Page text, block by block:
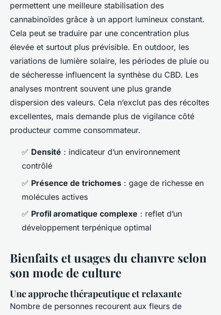
permettent une meilleure stabilisation des
cannabinoïdes grâce à un apport lumineux constant.
Cela peut se traduire par une concentration plus
élevée et surtout plus prévisible. En outdoor, les
variations de lumière solaire, les périodes de pluie ou
de sécheresse influencent la synthèse du CBD. Les
analyses montrent souvent une plus grande
dispersion des valeurs. Cela n’exclut pas des récoltes
excellentes, mais demande plus de vigilance côté
producteur comme consommateur.
✅ Densité : indicateur d’un environnement
contrôlé
✅ Présence de trichomes : gage de richesse en
molécules actives
✅ Profil aromatique complexe : reflet d’un
développement terpénique optimal
Bienfaits et usages du chanvre selon
son mode de culture
Une approche thérapeutique et relaxante
Nombre de personnes recourent aux fleurs de